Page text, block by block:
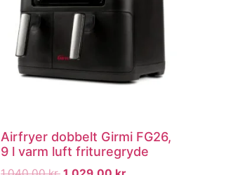
Airfryer dobbelt Girmi FG26,
9 l varm luft frituregryde